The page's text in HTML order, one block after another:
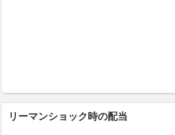
リーマンショック時の配当